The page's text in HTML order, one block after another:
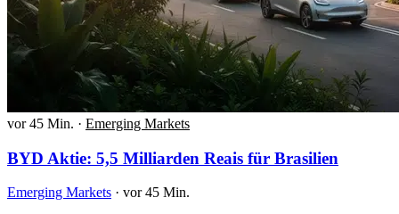
vor 45 Min. · Emerging Markets
BYD Aktie: 5,5 Milliarden Reais für Brasilien
Emerging Markets · vor 45 Min.